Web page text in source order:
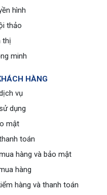
hình
thảo
thị
minh
HÀNG
vụ
dụng
mật
toán
hàng và bảo mật
hàng
hàng và thanh toán